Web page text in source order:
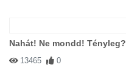
Nahát! Ne mondd! Tényleg?
13465 0